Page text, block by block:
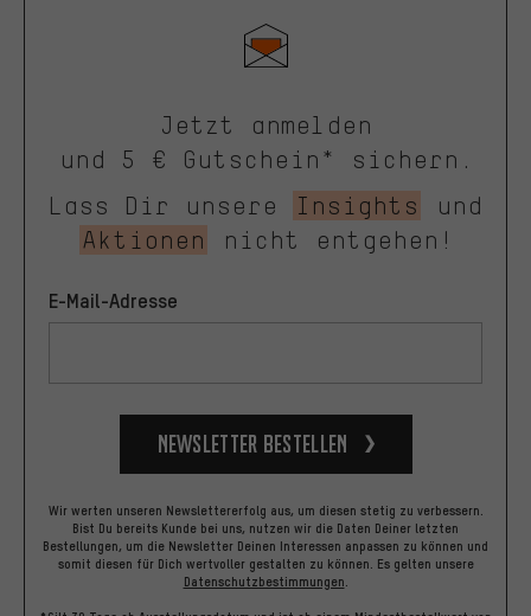
Jetzt anmelden
und 5 € Gutschein* sichern.
Lass Dir unsere
Insights
und
Aktionen
nicht entgehen!
E-Mail-Adresse
Newsletter bestellen
Wir werten unseren Newslettererfolg aus, um diesen stetig zu verbessern.
Bist Du bereits Kunde bei uns, nutzen wir die Daten Deiner letzten
Bestellungen, um die Newsletter Deinen Interessen anpassen zu können und
somit diesen für Dich wertvoller gestalten zu können. Es gelten unsere
Datenschutzbestimmungen